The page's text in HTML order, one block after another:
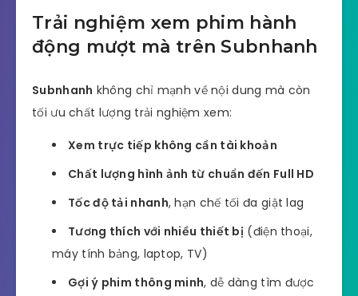
Trải nghiệm xem phim hành
động mượt mà trên Subnhanh
Subnhanh không chỉ mạnh về nội dung mà còn
tối ưu chất lượng trải nghiệm xem:
Xem trực tiếp không cần tài khoản
Chất lượng hình ảnh từ chuẩn đến Full HD
Tốc độ tải nhanh, hạn chế tối đa giật lag
Tương thích với nhiều thiết bị (điện thoại,
máy tính bảng, laptop, TV)
Gợi ý phim thông minh, dễ dàng tìm được